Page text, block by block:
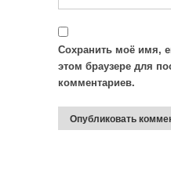
Сохранить моё имя,
этом браузере для
комментариев.